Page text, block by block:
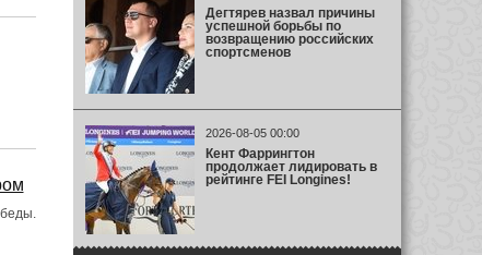
Дегтярев назвал причины
успешной борьбы по
возвращению российских
спортсменов
2026-08-05 00:00
Кент Фаррингтон
продолжает лидировать в
рейтинге FEI Longines!